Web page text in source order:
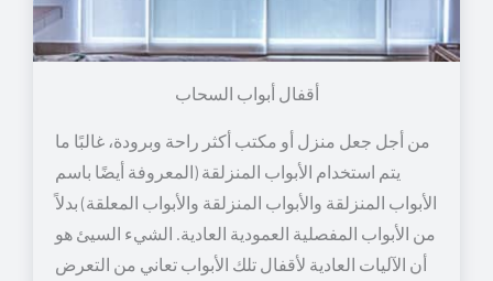
أقفال أبواب السحاب
من أجل جعل منزل أو مكتب أكثر راحة وبرودة، غالبًا ما
يتم استخدام الأبواب المنزلقة (المعروفة أيضًا باسم
الأبواب المنزلقة والأبواب المنزلقة والأبواب المعلقة) بدلاً
من الأبواب المفصلية العمودية العادية. الشيء السيئ هو
أن الآليات العادية لأقفال تلك الأبواب تعاني من التعرض